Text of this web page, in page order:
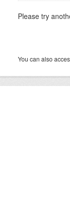
Please try
You can also